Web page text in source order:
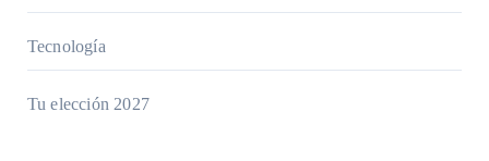
Tecnología
Tu elección 2027